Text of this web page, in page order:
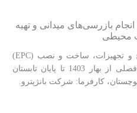
بازرسی‌های میدانی و تهیه
محیطی
طراحی و مهندسی، تامین مصالح و تجهیزات، ساخت و نصب (EPC)
ایستگاه پمپاژ شماره 10 (TPA) (فصلی از بهار 1403 تا پایان تابستان